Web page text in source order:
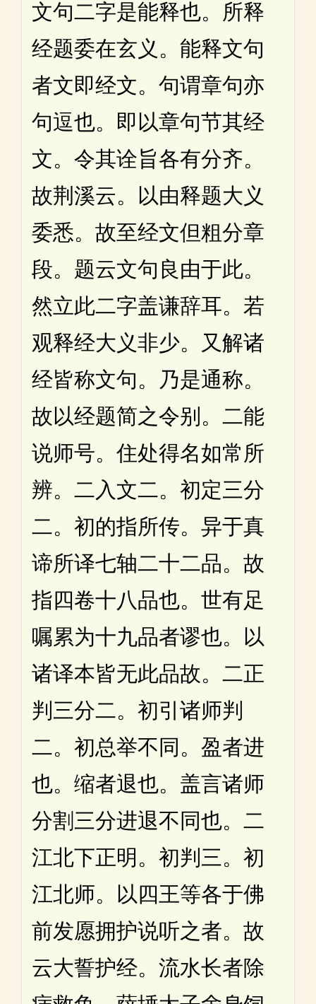
文句二字是能释也。所释
经题委在玄义。能释文句
者文即经文。句谓章句亦
句逗也。即以章句节其经
文。令其诠旨各有分齐。
故荆溪云。以由释题大义
委悉。故至经文但粗分章
段。题云文句良由于此。
然立此二字盖谦辞耳。若
观释经大义非少。又解诸
经皆称文句。乃是通称。
故以经题简之令别。二能
说师号。住处得名如常所
辨。二入文二。初定三分
二。初的指所传。异于真
谛所译七轴二十二品。故
指四卷十八品也。世有足
嘱累为十九品者谬也。以
诸译本皆无此品故。二正
判三分二。初引诸师判
二。初总举不同。盈者进
也。缩者退也。盖言诸师
分割三分进退不同也。二
江北下正明。初判三。初
江北师。以四王等各于佛
前发愿拥护说听之者。故
云大誓护经。流水长者除